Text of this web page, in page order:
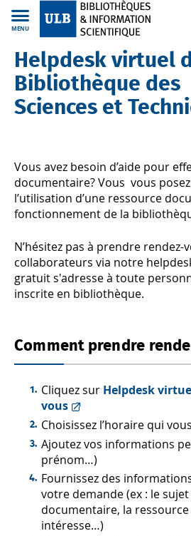
MENU
Bibliothèques FR BST Aide et
Helpdesk virtuel
Bibliothèque des
Sciences et
Vous avez besoin d’aide pour
documentaire? Vous vous
l’utilisation d’une ressource
fonctionnement de la
N’hésitez pas à prendre rendez-
collaborateurs via notre
gratuit s'adresse à toute
inscrite en bibliothèque.
Comment prendre
Cliquez sur Helpdesk
vous
Choisissez l’horaire qui
Ajoutez vos informations
prénom…)
Fournissez des
votre demande (ex : le
documentaire, la
intéresse…)